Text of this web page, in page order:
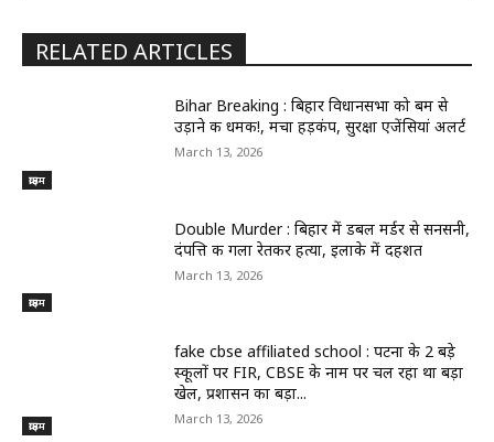
RELATED ARTICLES
क्राइम
Bihar Breaking : बिहार विधानसभा को बम से
उड़ाने की धमकी!, मचा हड़कंप, सुरक्षा एजेंसियां अलर्ट
March 13, 2026
क्राइम
Double Murder : बिहार में डबल मर्डर से सनसनी,
दंपत्ति की गला रेतकर हत्या, इलाके में दहशत
March 13, 2026
क्राइम
fake cbse affiliated school : पटना के 2 बड़े
स्कूलों पर FIR, CBSE के नाम पर चल रहा था बड़ा
खेल, प्रशासन का बड़ा...
March 13, 2026